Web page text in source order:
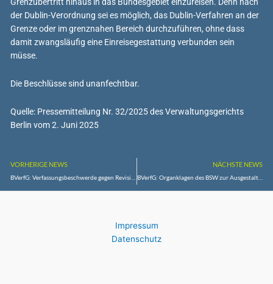
der Dublin-Verordnung sei es möglich, das Dublin-Verfahren an der
Grenze oder im grenznahen Bereich durchzuführen, ohne dass
damit zwangsläufig eine Einreisegestattung verbunden sein
müsse.
Die Beschlüsse sind unanfechtbar.
Quelle: Pressemitteilung Nr. 32/2025 des Verwaltungsgerichts
Berlin vom 2. Juni 2025
VORHERIGE NEWS
BVerfG: Verfassungsbeschwerde gegen Revisionsurteil eines Hilfssenats des Bundesgerichtshofs in einem sogenannten Dieselverfahren unzulässig
NÄCHSTE NEWS
BVerfG: Organklagen des BSW zur Ausgestaltung des Wahlrechts unzulässig
Impressum
Datenschutz